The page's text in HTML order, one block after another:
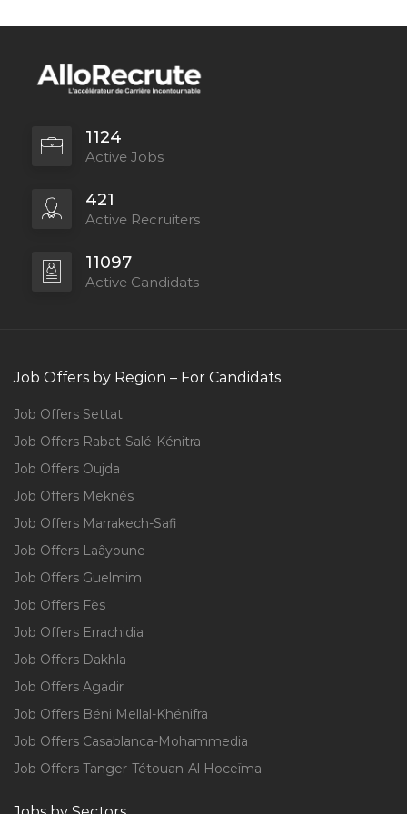
1124
Active Jobs
421
Active Recruiters
11097
Active Candidats
Job Offers by Region – For Candidats
Job Offers Settat
Job Offers Rabat-Salé-Kénitra
Job Offers Oujda
Job Offers Meknès
Job Offers Marrakech-Safi
Job Offers Laâyoune
Job Offers Guelmim
Job Offers Fès
Job Offers Errachidia
Job Offers Dakhla
Job Offers Agadir
Job Offers Béni Mellal-Khénifra
Job Offers Casablanca-Mohammedia
Job Offers Tanger-Tétouan-Al Hoceïma